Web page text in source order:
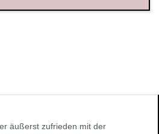
äußerst zufrieden mit der